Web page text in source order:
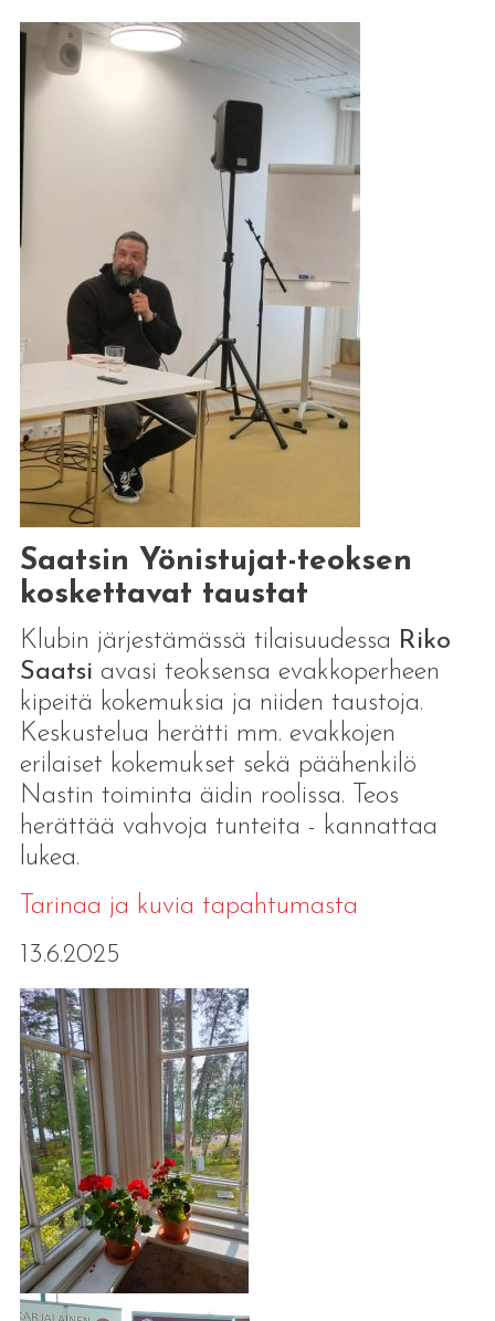
Saatsin Yönistujat-teoksen
koskettavat taustat
Klubin järjestämässä tilaisuudessa Riko
Saatsi avasi teoksensa evakkoperheen
kipeitä kokemuksia ja niiden taustoja.
Keskustelua herätti mm. evakkojen
erilaiset kokemukset sekä päähenkilö
Nastin toiminta äidin roolissa. Teos
herättää vahvoja tunteita - kannattaa
lukea.
Tarinaa ja kuvia tapahtumasta
13.6.2025